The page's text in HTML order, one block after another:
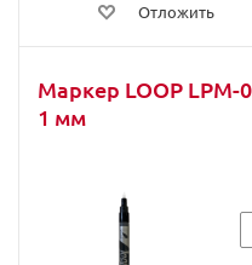
Отложить
Маркер LOOP LPM-
1 мм